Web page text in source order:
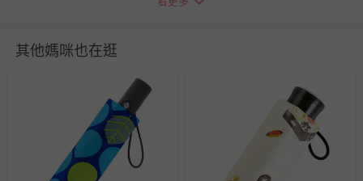
或颱風天使用。
使用方式：使用前，先輕輕地晃動雨傘，使其傘布較為鬆
開，再行展開雨傘。
商品運送限制：出貨地限台灣本島
您所購買的商品享有7天的鑑賞期／猶豫期權益，但此期間
其他媽咪也在逛